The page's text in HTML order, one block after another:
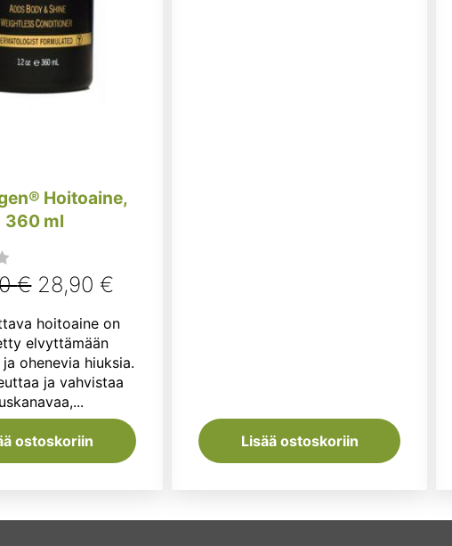
Hoitoaine,
360 ml
€ Alkuperäinen
hinta
oli:
36,50 €.
28,90 €
28,90 €.
hoitoaine on
elvyttämään
ohenevia hiuksia.
ja vahvistaa
ostoskoriin Lisää ostoskoriin